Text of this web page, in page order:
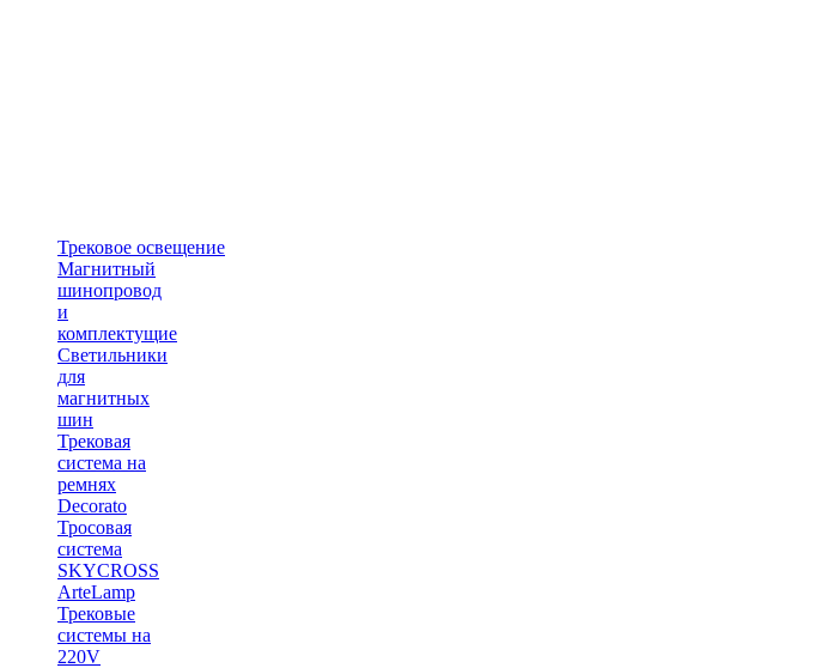
Трековое освещение
Магнитный
шинопровод
и
комплектущие
Светильники
для
магнитных
шин
Трековая
система на
ремнях
Decorato
Тросовая
система
SKYCROSS
ArteLamp
Трековые
системы на
220V